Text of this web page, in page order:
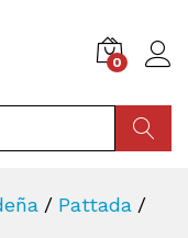
0
/ Pattada /